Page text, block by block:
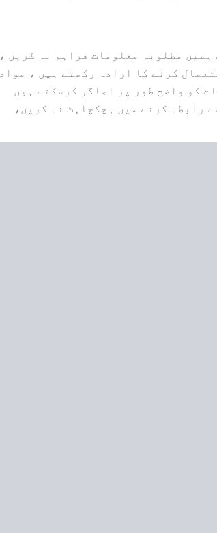
مطلوبہ معلومات فراہم نہ کریں ،
کرنے کا ارادہ رکھتے ہیں ، مواد
کو واضح طور پر اجاگر کرسکتے ہیں
رابطہ کرنے میں ہچکچاہٹ نہ کریں،